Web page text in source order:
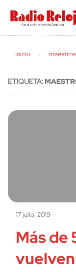
cerrar
Inicio
ETIQUETA:
17 julio, 2019
Más de